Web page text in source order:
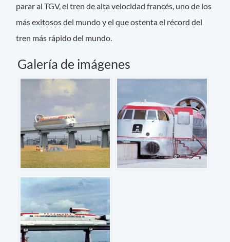
parar al TGV, el tren de alta velocidad francés, uno de los
más exitosos del mundo y el que ostenta el récord del
tren más rápido del mundo.
Galería de imágenes